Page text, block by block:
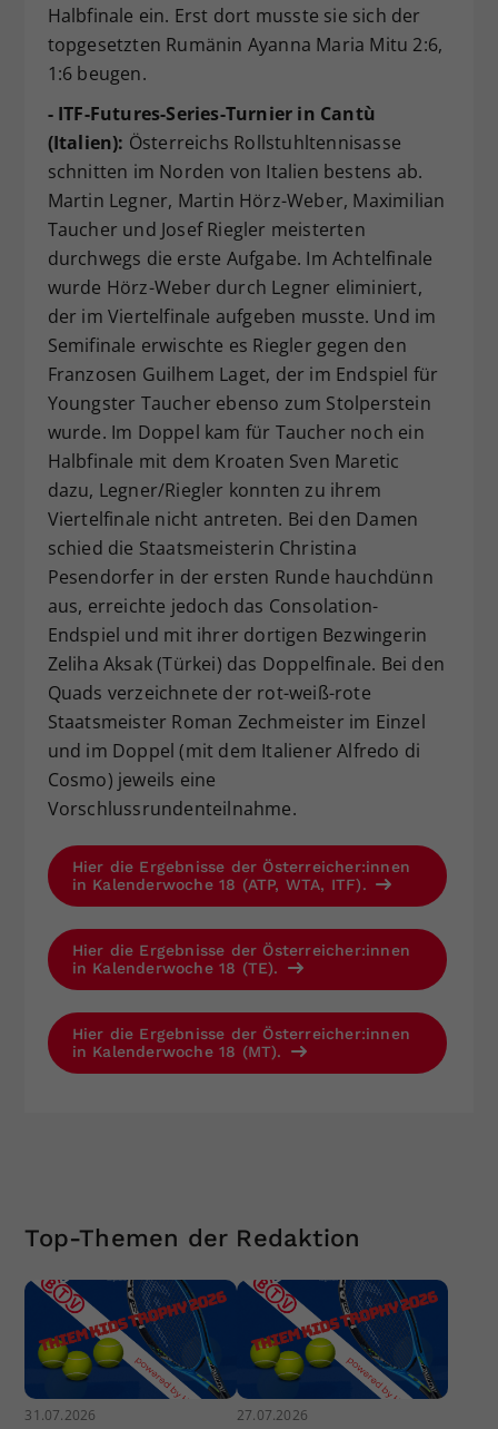
Halbfinale ein. Erst dort musste sie sich der
topgesetzten Rumänin Ayanna Maria Mitu 2:6,
1:6 beugen.
- ITF-Futures-Series-Turnier in Cantù
(Italien): Österreichs Rollstuhltennisasse
schnitten im Norden von Italien bestens ab.
Martin Legner, Martin Hörz-Weber, Maximilian
Taucher und Josef Riegler meisterten
durchwegs die erste Aufgabe. Im Achtelfinale
wurde Hörz-Weber durch Legner eliminiert,
der im Viertelfinale aufgeben musste. Und im
Semifinale erwischte es Riegler gegen den
Franzosen Guilhem Laget, der im Endspiel für
Youngster Taucher ebenso zum Stolperstein
wurde. Im Doppel kam für Taucher noch ein
Halbfinale mit dem Kroaten Sven Maretic
dazu, Legner/Riegler konnten zu ihrem
Viertelfinale nicht antreten. Bei den Damen
schied die Staatsmeisterin Christina
Pesendorfer in der ersten Runde hauchdünn
aus, erreichte jedoch das Consolation-
Endspiel und mit ihrer dortigen Bezwingerin
Zeliha Aksak (Türkei) das Doppelfinale. Bei den
Quads verzeichnete der rot-weiß-rote
Staatsmeister Roman Zechmeister im Einzel
und im Doppel (mit dem Italiener Alfredo di
Cosmo) jeweils eine
Vorschlussrundenteilnahme.
Hier die Ergebnisse der Österreicher:innen
in Kalenderwoche 18 (ATP, WTA, ITF).
Hier die Ergebnisse der Österreicher:innen
in Kalenderwoche 18 (TE).
Hier die Ergebnisse der Österreicher:innen
in Kalenderwoche 18 (MT).
Top-Themen der Redaktion
31.07.2026 27.07.2026